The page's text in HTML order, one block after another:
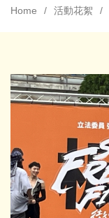
Home 活動花絮